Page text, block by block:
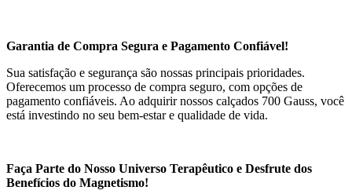
Garantia de Compra Segura e Pagamento Confiável!
Sua satisfação e segurança são nossas principais prioridades.
Oferecemos um processo de compra seguro, com opções de
pagamento confiáveis. Ao adquirir nossos calçados 700 Gauss, você
está investindo no seu bem-estar e qualidade de vida.
Faça Parte do Nosso Universo Terapêutico e Desfrute dos
Benefícios do Magnetismo!